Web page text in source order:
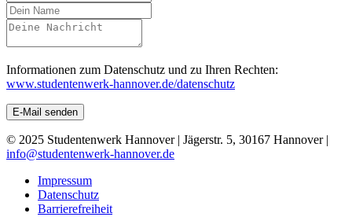
Informationen zum Datenschutz und zu Ihren Rechten:
www.studentenwerk-hannover.de/datenschutz
E-Mail senden
© 2025 Studentenwerk Hannover | Jägerstr. 5, 30167 Hannover |
info@studentenwerk-hannover.de
Impressum
Datenschutz
Barrierefreiheit